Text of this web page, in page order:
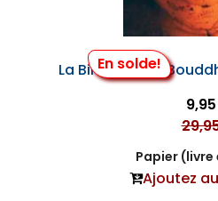
En solde!
La Birmanie du
Papier
Ajoutez